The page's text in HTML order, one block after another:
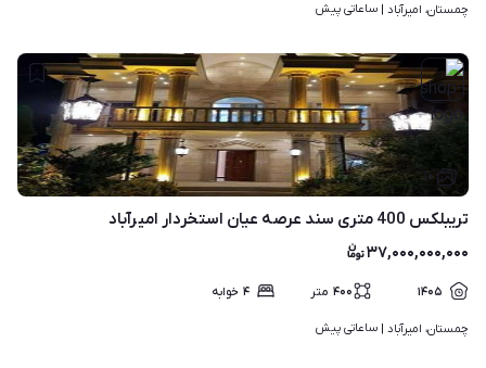
چمستان، امیرآباد | ساعاتی پیش
۱۰
تریبلکس 400 متری سند عرصه عیان استخردار امیرآباد
۳۷,۰۰۰,۰۰۰,۰۰۰
۱۴۰۵ ۴۰۰ متر ۴ خوابه
چمستان، امیرآباد | ساعاتی پیش